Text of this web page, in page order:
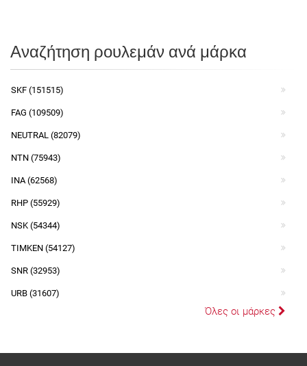
Αναζήτηση ρουλεμάν ανά μάρκα
SKF (151515)
FAG (109509)
NEUTRAL (82079)
NTN (75943)
INA (62568)
RHP (55929)
NSK (54344)
TIMKEN (54127)
SNR (32953)
URB (31607)
Όλες οι μάρκες